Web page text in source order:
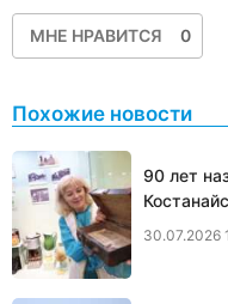
МНЕ НРАВИТСЯ 0
Похожие новости
90 лет
30.07.2026